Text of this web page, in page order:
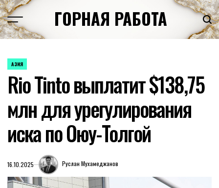
Перейти
к
содержимому
ГОРНАЯ РАБОТА
ОПУБЛИКОВАНО
АЗИЯ
Rio Tinto выплатит $138,75
млн для урегулирования
иска по Оюу-Толгой
16.10.2025 Руслан Мухамеджанов